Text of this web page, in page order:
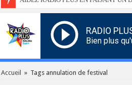
RADIO
Bien plus
Accueil » Tags annulation de festival